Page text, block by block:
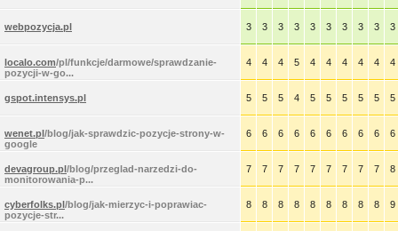
webpozycja.pl 3 3 3 3 3 3 3 3 3 3
localo.com/pl/funkcje/darmowe/sprawdzanie-
pozycji-w-go...
4 4 4 5 4 4 4 4 4 4
gspot.intensys.pl 5 5 5 4 5 5 5 5 5 5
wenet.pl/blog/jak-sprawdzic-pozycje-strony-w-
google
6 6 6 6 6 6 6 6 6 6
devagroup.pl/blog/przeglad-narzedzi-do-
monitorowania-p...
7 7 7 7 7 7 7 7 7 8
cyberfolks.pl/blog/jak-mierzyc-i-poprawiac-
pozycje-str...
8 8 8 8 8 8 8 8 8 9